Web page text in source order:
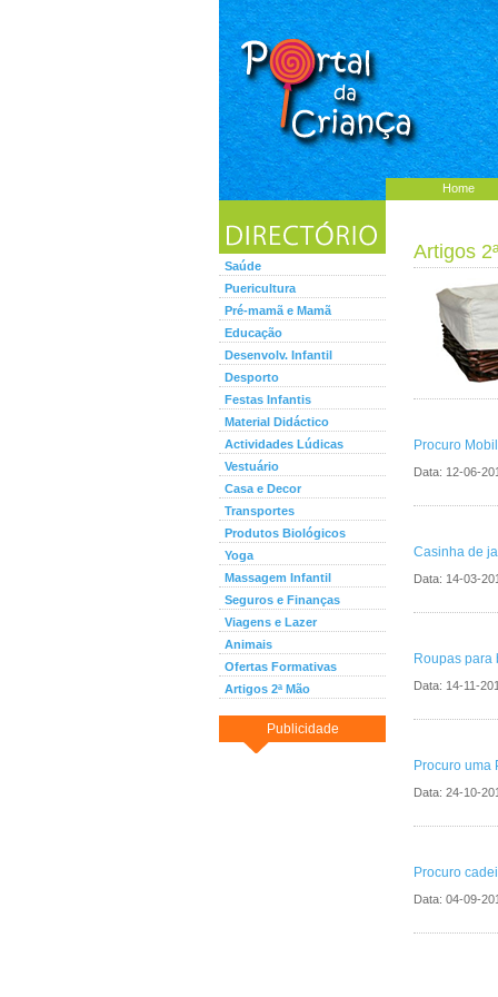
Home
Saúde
Puericultura
Pré-mamã e Mamã
Educação
Desenvolv. Infantil
Desporto
Festas Infantis
Material Didáctico
Actividades Lúdicas
Vestuário
Casa e Decor
Transportes
Produtos Biológicos
Yoga
Massagem Infantil
Seguros e Finanças
Viagens e Lazer
Animais
Ofertas Formativas
Artigos 2ª Mão
Publicidade
Artigos
Procuro
Data: 12-06-
Casinha de
Data: 14-03-
Roupas para
Data: 14-11-
Procuro uma
Data: 24-10-
Procuro
Data: 04-09-